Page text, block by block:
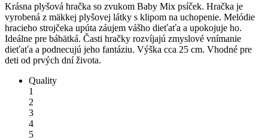
Krásna plyšová hračka so zvukom Baby Mix psíček. Hračka je
vyrobená z mäkkej plyšovej látky s klipom na uchopenie. Melódie
hracieho strojčeka upúta záujem vášho dieťaťa a upokojuje ho.
Ideálne pre bábätká. Časti hračky rozvíjajú zmyslové vnímanie
dieťaťa a podnecujú jeho fantáziu. Výška cca 25 cm. Vhodné pre
deti od prvých dní života.
Quality
1
2
3
4
5